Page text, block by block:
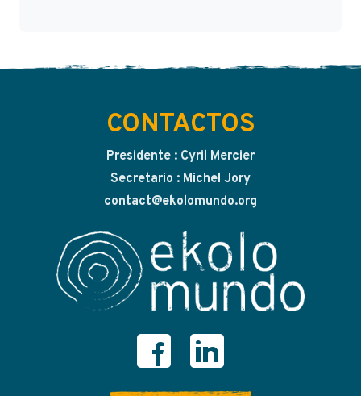
CONTACTOS
Presidente : Cyril Mercier
Secretario : Michel Jory
contact@ekolomundo.org